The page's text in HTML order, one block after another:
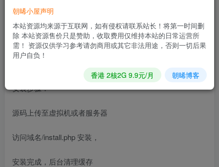
4、修复历史记录标题过长换行问题
5、修复解析接口
安装步骤：
源码上传至虚拟机或者服务器
访问域名/install.php 安装，
安装完成，后台清理缓存
朝晞小屋声明
本站资源均来源于互联网，如有侵权请联系站长！将第一时间删
除 本站资源售价只是赞助，收取费用仅维持本站的日常运营所
需！ 资源仅供学习参考请勿商用或其它非法用途，否则一切后果
用户自负！
香港 2核2G 9.9元/月 朝晞博客